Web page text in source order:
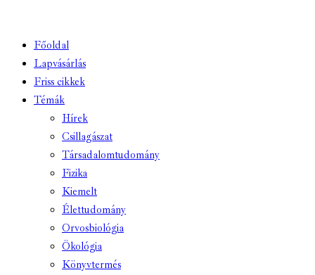
Főoldal
Lapvásárlás
Friss cikkek
Témák
Hírek
Csillagászat
Társadalomtudomány
Fizika
Kiemelt
Élettudomány
Orvosbiológia
Ökológia
Könyvtermés